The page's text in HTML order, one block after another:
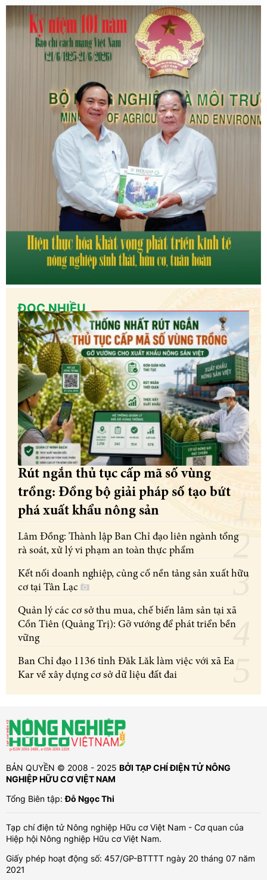
ĐỌC NHIỀU
Rút ngắn thủ tục cấp mã số vùng
trồng: Đồng bộ giải pháp số tạo bứt
phá xuất khẩu nông sản
Lâm Đồng: Thành lập Ban Chỉ đạo liên ngành tổng
rà soát, xử lý vi phạm an toàn thực phẩm
Kết nối doanh nghiệp, củng cố nền tảng sản xuất hữu
cơ tại Tân Lạc
Quản lý các cơ sở thu mua, chế biến lâm sản tại xã
Cồn Tiên (Quảng Trị): Gỡ vướng để phát triển bền
vững
Ban Chỉ đạo 1136 tỉnh Đăk Lăk làm việc với xã Ea
Kar về xây dựng cơ sở dữ liệu đất đai
BẢN QUYỀN © 2008 - 2025 BỞI TẠP CHÍ ĐIỆN TỬ NÔNG
NGHIỆP HỮU CƠ VIỆT NAM
Tổng Biên tập:Đỗ Ngọc Thi
Tạp chí điện tử Nông nghiệp Hữu cơ Việt Nam - Cơ quan của
Hiệp hội Nông nghiệp Hữu cơ Việt Nam.
Giấy phép hoạt động số: 457/GP-BTTTT ngày 20 tháng 07 năm
2021